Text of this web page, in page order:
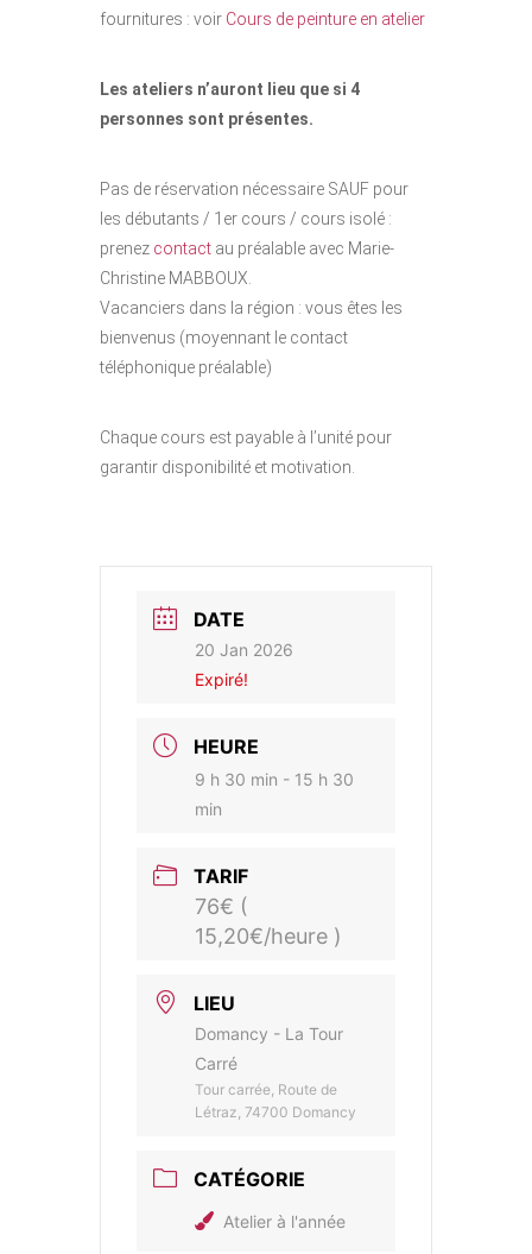
fournitures : voir Cours de peinture en atelier
Les ateliers n’auront lieu que si 4
personnes sont présentes.
Pas de réservation nécessaire SAUF pour
les débutants / 1er cours / cours isolé :
prenez contact au préalable avec Marie-
Christine MABBOUX.
Vacanciers dans la région : vous êtes les
bienvenus (moyennant le contact
téléphonique préalable)
Chaque cours est payable à l’unité pour
garantir disponibilité et motivation.
DATE
20 Jan 2026
Expiré!
HEURE
9 h 30 min - 15 h 30
min
TARIF
76€ (
15,20€/heure )
LIEU
Domancy - La Tour
Carré
Tour carrée, Route de
Létraz, 74700 Domancy
CATÉGORIE
Atelier à l'année